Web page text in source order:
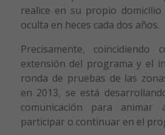
realice en su propio
oculta en heces cada dos años.
Precisamente,
extensión del programa y el
ronda de pruebas de las
en 2013, se está
comunicación para
participar o continuar en el